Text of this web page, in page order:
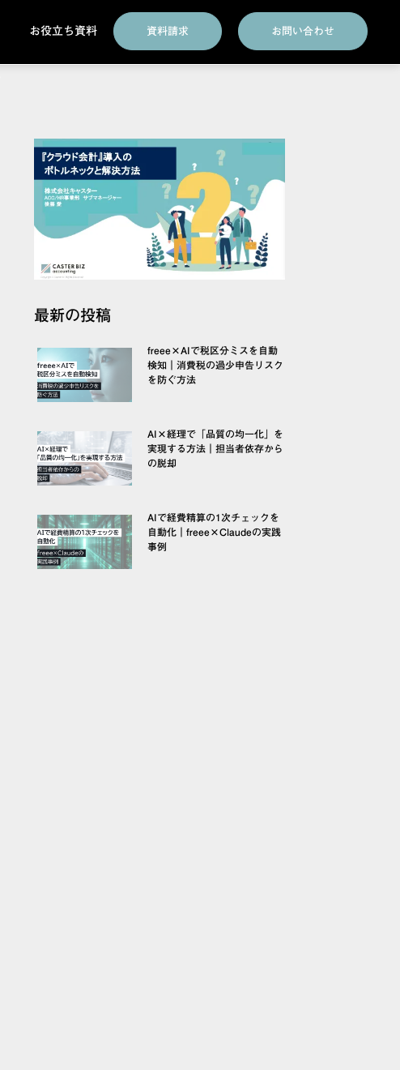
お役立ち資料 資料請求 お問い合わせ
最新の投稿
freee×AIで税区分ミスを自動
検知｜消費税の過少申告リスク
を防ぐ方法
AI×経理で「品質の均一化」を
実現する方法｜担当者依存から
の脱却
AIで経費精算の1次チェックを
自動化｜freee×Claudeの実践
事例